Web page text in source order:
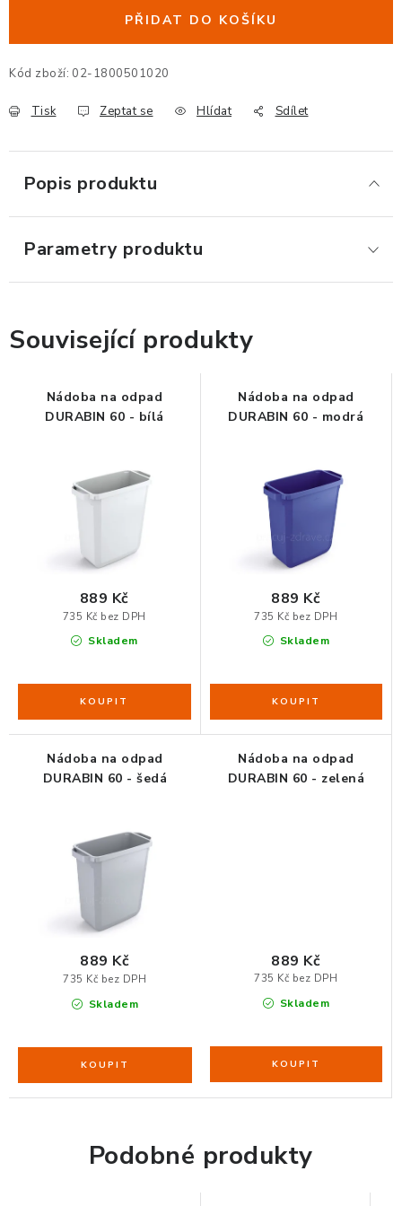
ERGONOMICKÉ PRODUKTY
BEDERNÍ A KRČNÍ OPĚRKY
PODLOŽKY POD NOHY
VÝSUVY A DRŽÁKY NA KLÁVESNICI
DRŽÁKY A ZÁVĚSY PC
STOJANY POD NOTEBOOK
STOJANY NA DOKUMENTY
ZÁSUVKOVÉ BOXY
SCHRÁNKY NA KLÍČE A LÉKY
DESIGN A STYL V KANCELÁŘI
ČISTIČKY VZDUCHU
VODNÍ FILTRY
Reklamace, výměna a vrácení
Showroom
Naše realizace, inspirace a návody
Kontakty
PŘIDAT DO KOŠÍKU
Kód zboží: 02-1800501020
Tisk Zeptat se Hlídat Sdílet
Popis produktu
Parametry produktu
Související produkty
Nádoba na odpad
DURABIN 60 - bílá
Skladem
735 Kč bez DPH
889 Kč
Nádoba na odpad
DURABIN 60 - modrá
Skladem
735 Kč bez DPH
889 Kč
Nádoba na odpad
DURABIN 60 - šedá
Skladem
735 Kč bez DPH
889 Kč
Nádoba na odpad
DURABIN 60 - zelená
Skladem
735 Kč bez DPH
889 Kč
Podobné produkty